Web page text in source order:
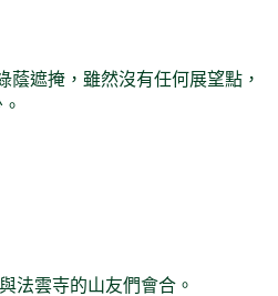
遮掩，雖然沒有任何展望點，
法雲寺的山友們會合。